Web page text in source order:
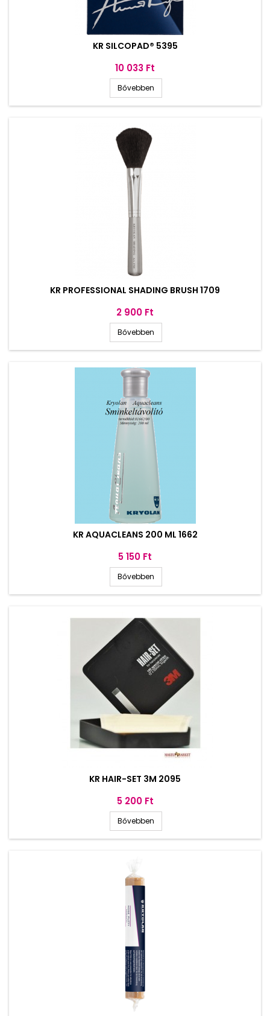
KR SILCOPAD® 5395
Ár
10 033 Ft
Bővebben
KR PROFESSIONAL SHADING BRUSH 1709
Ár
2 900 Ft
Bővebben
KR AQUACLEANS 200 ML 1662
Ár
5 150 Ft
Bővebben
KR HAIR-SET 3M 2095
Ár
5 200 Ft
Bővebben